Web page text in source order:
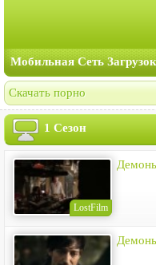
Мобильная Сеть
Скачать порно
1 Сезон
LostFilm